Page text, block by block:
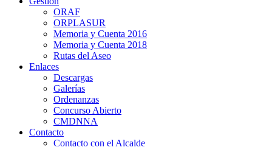
ORAF
ORPLASUR
Memoria y Cuenta 2016
Memoria y Cuenta 2018
Rutas del Aseo
Enlaces
Descargas
Galerías
Ordenanzas
Concurso Abierto
CMDNNA
Contacto
Contacto con el Alcalde